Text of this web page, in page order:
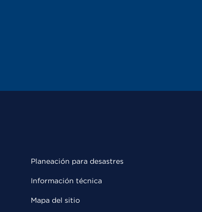
Planeación para desastres
Información técnica
Mapa del sitio